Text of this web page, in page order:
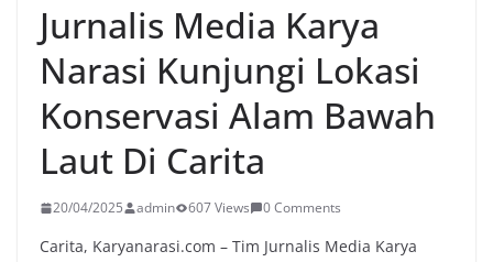
Jurnalis Media Karya
Narasi Kunjungi Lokasi
Konservasi Alam Bawah
Laut Di Carita
20/04/2025 admin 607 Views 0 Comments
Carita, Karyanarasi.com – Tim Jurnalis Media Karya